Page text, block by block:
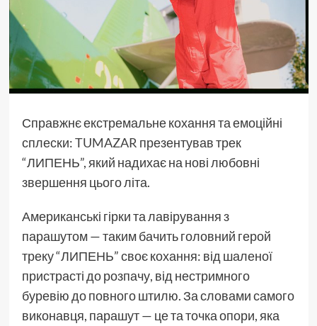
Справжнє екстремальне кохання та емоційні
сплески:TUMAZAR презентував трек
“ЛИПЕНЬ”, який надихає на нові любовні
звершення цього літа.
Американські гірки та лавірування з
парашутом — таким бачить головний герой
треку “ЛИПЕНЬ” своє кохання: від шаленої
пристрасті до розпачу, від нестримного
буревію до повного штилю. За словами самого
виконавця, парашут — це та точка опори, яка